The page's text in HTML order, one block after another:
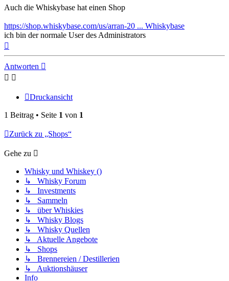
Auch die Whiskybase hat einen Shop
https://shop.whiskybase.com/us/arran-20 ... Whiskybase
ich bin der normale User des Administrators
oben
Antworten
Druckansicht
1 Beitrag • Seite 1 von 1
Zurück zu „Shops“
Gehe zu
Whisky und Whiskey ()
↳ Whisky Forum
↳ Investments
↳ Sammeln
↳ über Whiskies
↳ Whisky Blogs
↳ Whisky Quellen
↳ Aktuelle Angebote
↳ Shops
↳ Brennereien / Destillerien
↳ Auktionshäuser
Info